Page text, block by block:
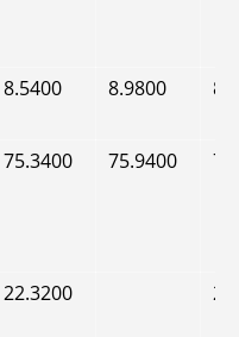
8.5400 8.9800
75.3400 75.9400
22.3200